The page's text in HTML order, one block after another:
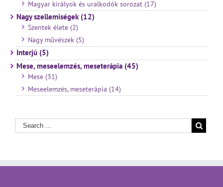
Magyar királyok és uralkodók sorozat (17)
Nagy szellemiségek (12)
Szentek élete (2)
Nagy művészek (5)
Interjú (5)
Mese, meseelemzés, meseterápia (45)
Mese (31)
Meseelemzés, meseterápia (14)